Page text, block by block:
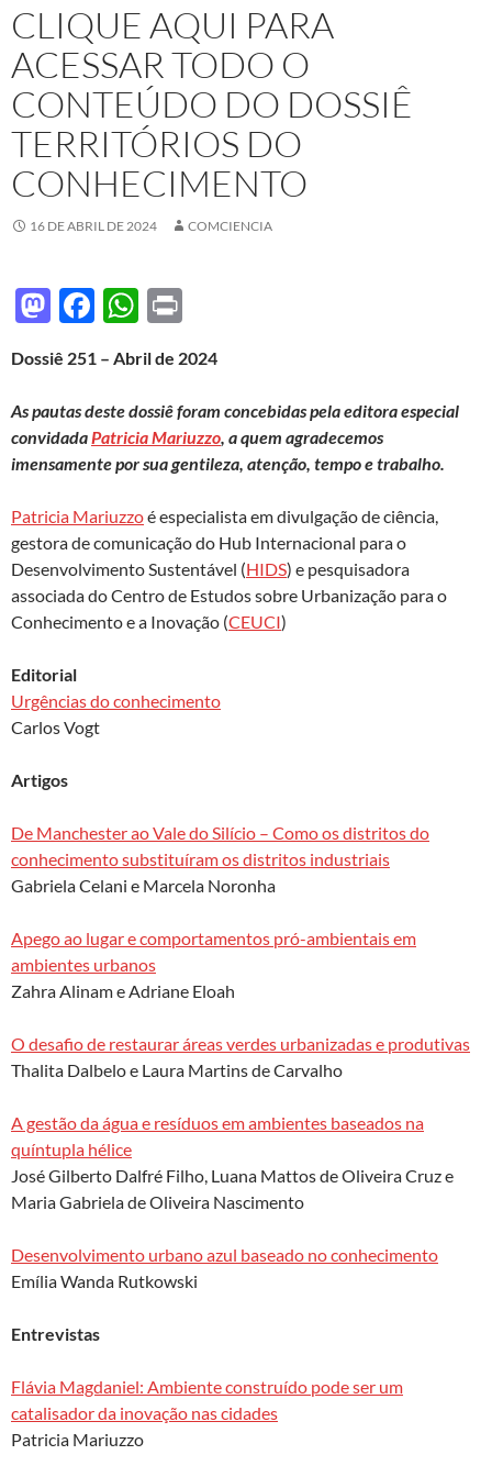
CLIQUE AQUI PARA
ACESSAR TODO O
CONTEÚDO DO DOSSIÊ
TERRITÓRIOS DO
CONHECIMENTO
16 DE ABRIL DE 2024 COMCIENCIA
M
to
d
o
n
F
e
b
o
o
k
W
at
s
A
p
p
nt
Dossiê 251 – Abril de 2024
As pautas deste dossiê foram concebidas pela editora especial
convidadaPatricia Mariuzzo, a quem agradecemos
imensamente por sua gentileza, atenção, tempo e trabalho.
Patricia Mariuzzoé especialista em divulgação de ciência,
gestora de comunicação do Hub Internacional para o
Desenvolvimento Sustentável (HIDS) e pesquisadora
associada do Centro de Estudos sobre Urbanização para o
Conhecimento e a Inovação (CEUCI)
Editorial
Urgências do conhecimento
Carlos Vogt
Artigos
De Manchester ao Vale do Silício – Como os distritos do
conhecimento substituíram os distritos industriais
Gabriela Celani e Marcela Noronha
Apego ao lugar e comportamentos pró-ambientais em
ambientes urbanos
Zahra Alinam e Adriane Eloah
O desafio de restaurar áreas verdes urbanizadas e produtivas
Thalita Dalbelo e Laura Martins de Carvalho
A gestão da água e resíduos em ambientes baseados na
quíntupla hélice
José Gilberto Dalfré Filho, Luana Mattos de Oliveira Cruz e
Maria Gabriela de Oliveira Nascimento
Desenvolvimento urbano azul baseado no conhecimento
Emília Wanda Rutkowski
Entrevistas
Flávia Magdaniel: Ambiente construído pode ser um
catalisador da inovação nas cidades
Patricia Mariuzzo